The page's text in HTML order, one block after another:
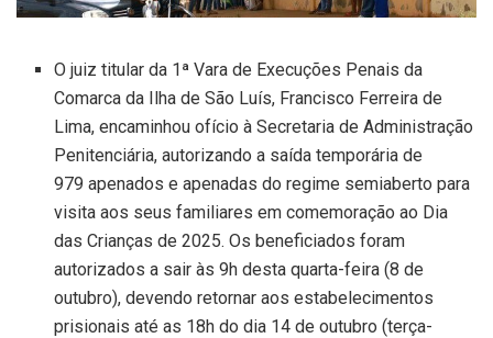
O juiz titular da 1ª Vara de Execuções Penais da
Comarca da Ilha de São Luís, Francisco Ferreira de
Lima, encaminhou ofício à Secretaria de Administração
Penitenciária, autorizando a saída temporária de
979 apenados e apenadas do regime semiaberto para
visita aos seus familiares em comemoração ao Dia
das Crianças de 2025. Os beneficiados foram
autorizados a sair às 9h desta quarta-feira (8 de
outubro), devendo retornar aos estabelecimentos
prisionais até as 18h do dia 14 de outubro (terça-